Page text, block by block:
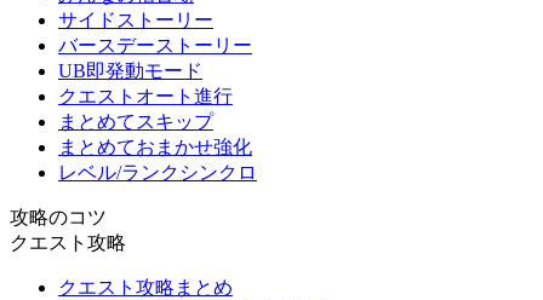
サイドストーリー
バースデーストーリー
UB即発動モード
クエストオート進行
まとめてスキップ
まとめておまかせ強化
レベル/ランクシンクロ
攻略のコツ
クエスト攻略
クエスト攻略まとめ